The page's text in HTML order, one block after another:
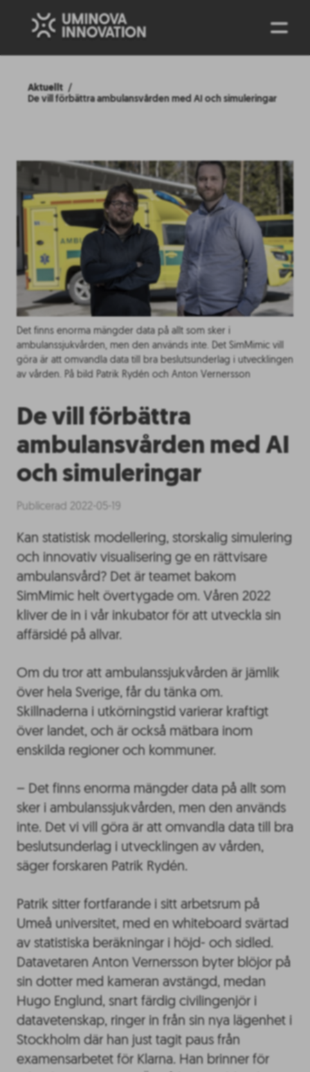
Aktuellt
De vill förbättra ambulansvården med AI och simuleringar
Det finns enorma mängder data på allt som sker i
ambulanssjukvården, men den används inte. Det SimMimic vill
göra är att omvandla data till bra beslutsunderlag i utvecklingen
av vården. På bild Patrik Rydén och Anton Vernersson
De vill förbättra
ambulansvården med AI
och simuleringar
Publicerad 2022-05-19
Kan statistisk modellering, storskalig simulering
och innovativ visualisering ge en rättvisare
ambulansvård? Det är teamet bakom
SimMimic helt övertygade om. Våren 2022
kliver de in i vår inkubator för att utveckla sin
affärsidé på allvar.
Om du tror att ambulanssjukvården är jämlik
över hela Sverige, får du tänka om.
Skillnaderna i utkörningstid varierar kraftigt
över landet, och är också mätbara inom
enskilda regioner och kommuner.
– Det finns enorma mängder data på allt som
sker i ambulanssjukvården, men den används
inte. Det vi vill göra är att omvandla data till bra
beslutsunderlag i utvecklingen av vården,
säger forskaren Patrik Rydén.
Patrik sitter fortfarande i sitt arbetsrum på
Umeå universitet, med en whiteboard svärtad
av statistiska beräkningar i höjd- och sidled.
Datavetaren Anton Vernersson byter blöjor på
sin dotter med kameran avstängd, medan
Hugo Englund, snart färdig civilingenjör i
datavetenskap, ringer in från sin nya lägenhet i
Stockholm där han just tagit paus från
examensarbetet för Klarna. Han brinner för